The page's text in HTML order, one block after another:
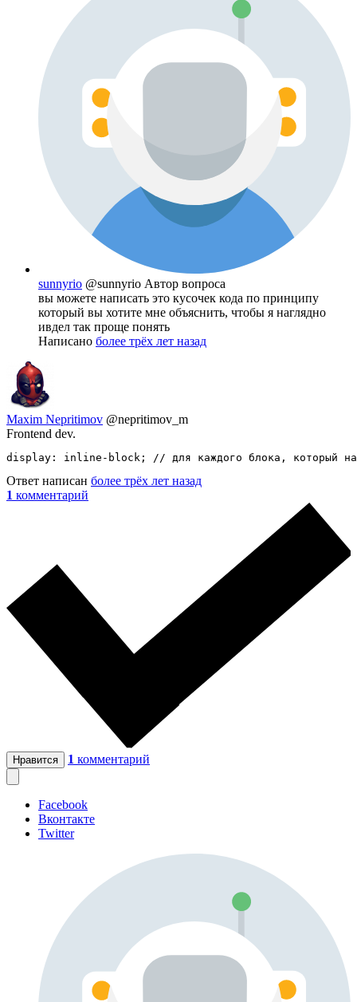
sunnyrio @sunnyrio Автор вопроса
вы можете написать это кусочек кода по принципу
который вы хотите мне объяснить, чтобы я наглядно
ивдел так проще понять
Написано более трёх лет назад
Maxim Nepritimov @nepritimov_m
Frontend dev.
display: inline-block; // для каждого блока, который
Ответ написан более трёх лет назад
1 комментарий
Нравится 1 комментарий
Facebook
Вконтакте
Twitter